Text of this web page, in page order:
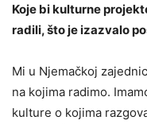
Koje bi kulturne
radili, što je izazvalo
Mi u Njemačkoj
na kojima radimo.
kulture o kojima